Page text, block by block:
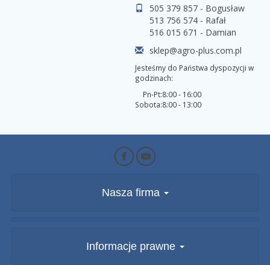
505 379 857 - Bogusław
513 756 574 - Rafał
516 015 671 - Damian
sklep@agro-plus.com.pl
Jesteśmy do Państwa dyspozycji w
godzinach:
Pn-Pt:
Sobota:
8:00 - 16:00
8:00 - 13:00
Nasza firma
Informacje prawne